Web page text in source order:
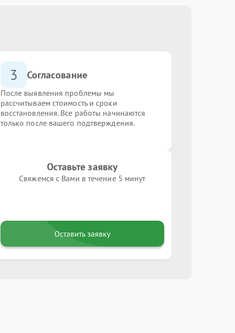
3 Согласование
После выявления проблемы мы
рассчитываем стоимость и сроки
восстановления. Все работы начинаются
только после вашего подтверждения.
Оставьте заявку
Свяжемся с Вами в течение 5 минут
Оставить заявку